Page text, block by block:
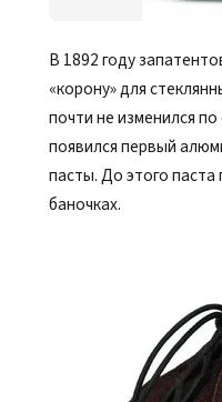
В 1892 году
«корону» для
почти не изменился
появился первый
пасты. До этого
баночках.